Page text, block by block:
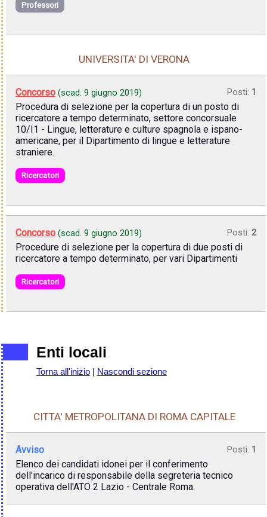
Professori
UNIVERSITA' DI VERONA
Concorso (scad. 9 giugno 2019) Posti: 1
Procedura di selezione per la copertura di un posto di
ricercatore a tempo determinato, settore concorsuale
10/I1 - Lingue, letterature e culture spagnola e ispano-
americane, per il Dipartimento di lingue e letterature
straniere.
Ricercatori
Concorso (scad. 9 giugno 2019) Posti: 2
Procedure di selezione per la copertura di due posti di
ricercatore a tempo determinato, per vari Dipartimenti
Ricercatori
Enti locali
Torna all'inizio| Nascondi sezione
CITTA' METROPOLITANA DI ROMA CAPITALE
Avviso Posti: 1
Elenco dei candidati idonei per il conferimento
dell'incarico di responsabile della segreteria tecnico
operativa dell'ATO 2 Lazio - Centrale Roma.